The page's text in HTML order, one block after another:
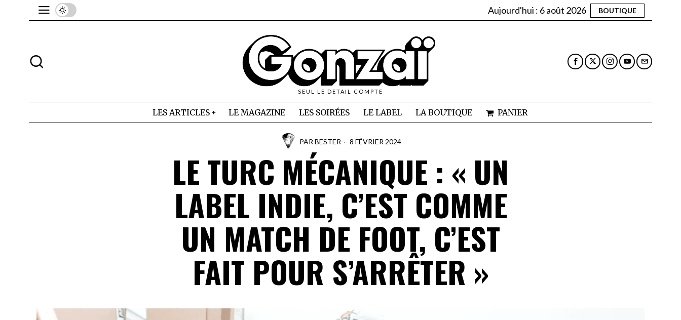
Aujourd'hui : 6 août 2026 BOUTIQUE
SEUL LE DETAIL COMPTE
LES ARTICLES LE MAGAZINE LES SOIRÉES LE LABEL LA BOUTIQUE PANIER
PAR BESTER 8 FÉVRIER 2024
LE TURC MÉCANIQUE : « UN
LABEL INDIE, C’EST COMME
UN MATCH DE FOOT, C’EST
FAIT POUR S’ARRÊTER »